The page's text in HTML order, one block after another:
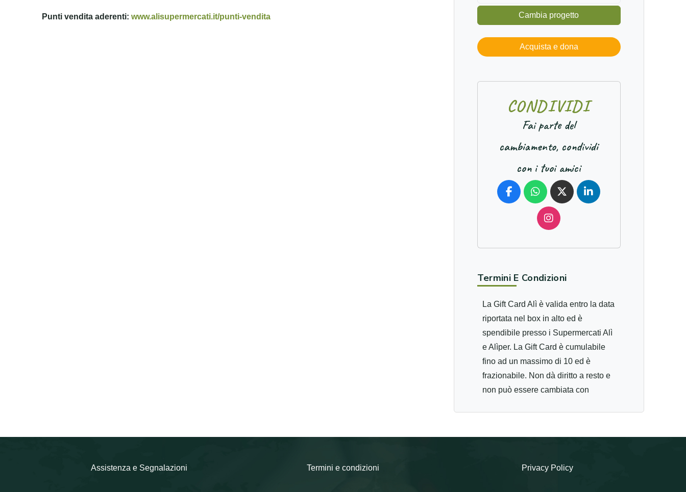
Punti vendita aderenti:www.alisupermercati.it/punti-vendita Cambia progetto
Acquista e dona
CONDIVIDI
Fai parte del
cambiamento, condividi
con i tuoi amici
Termini E Condizioni
La Gift Card Alì è valida entro la data
riportata nel box in alto ed è
spendibile presso i Supermercati Alì
e Alìper. La Gift Card è cumulabile
fino ad un massimo di 10 ed è
frazionabile. Non dà diritto a resto e
non può essere cambiata con
Assistenza e Segnalazioni Termini e condizioni Privacy Policy